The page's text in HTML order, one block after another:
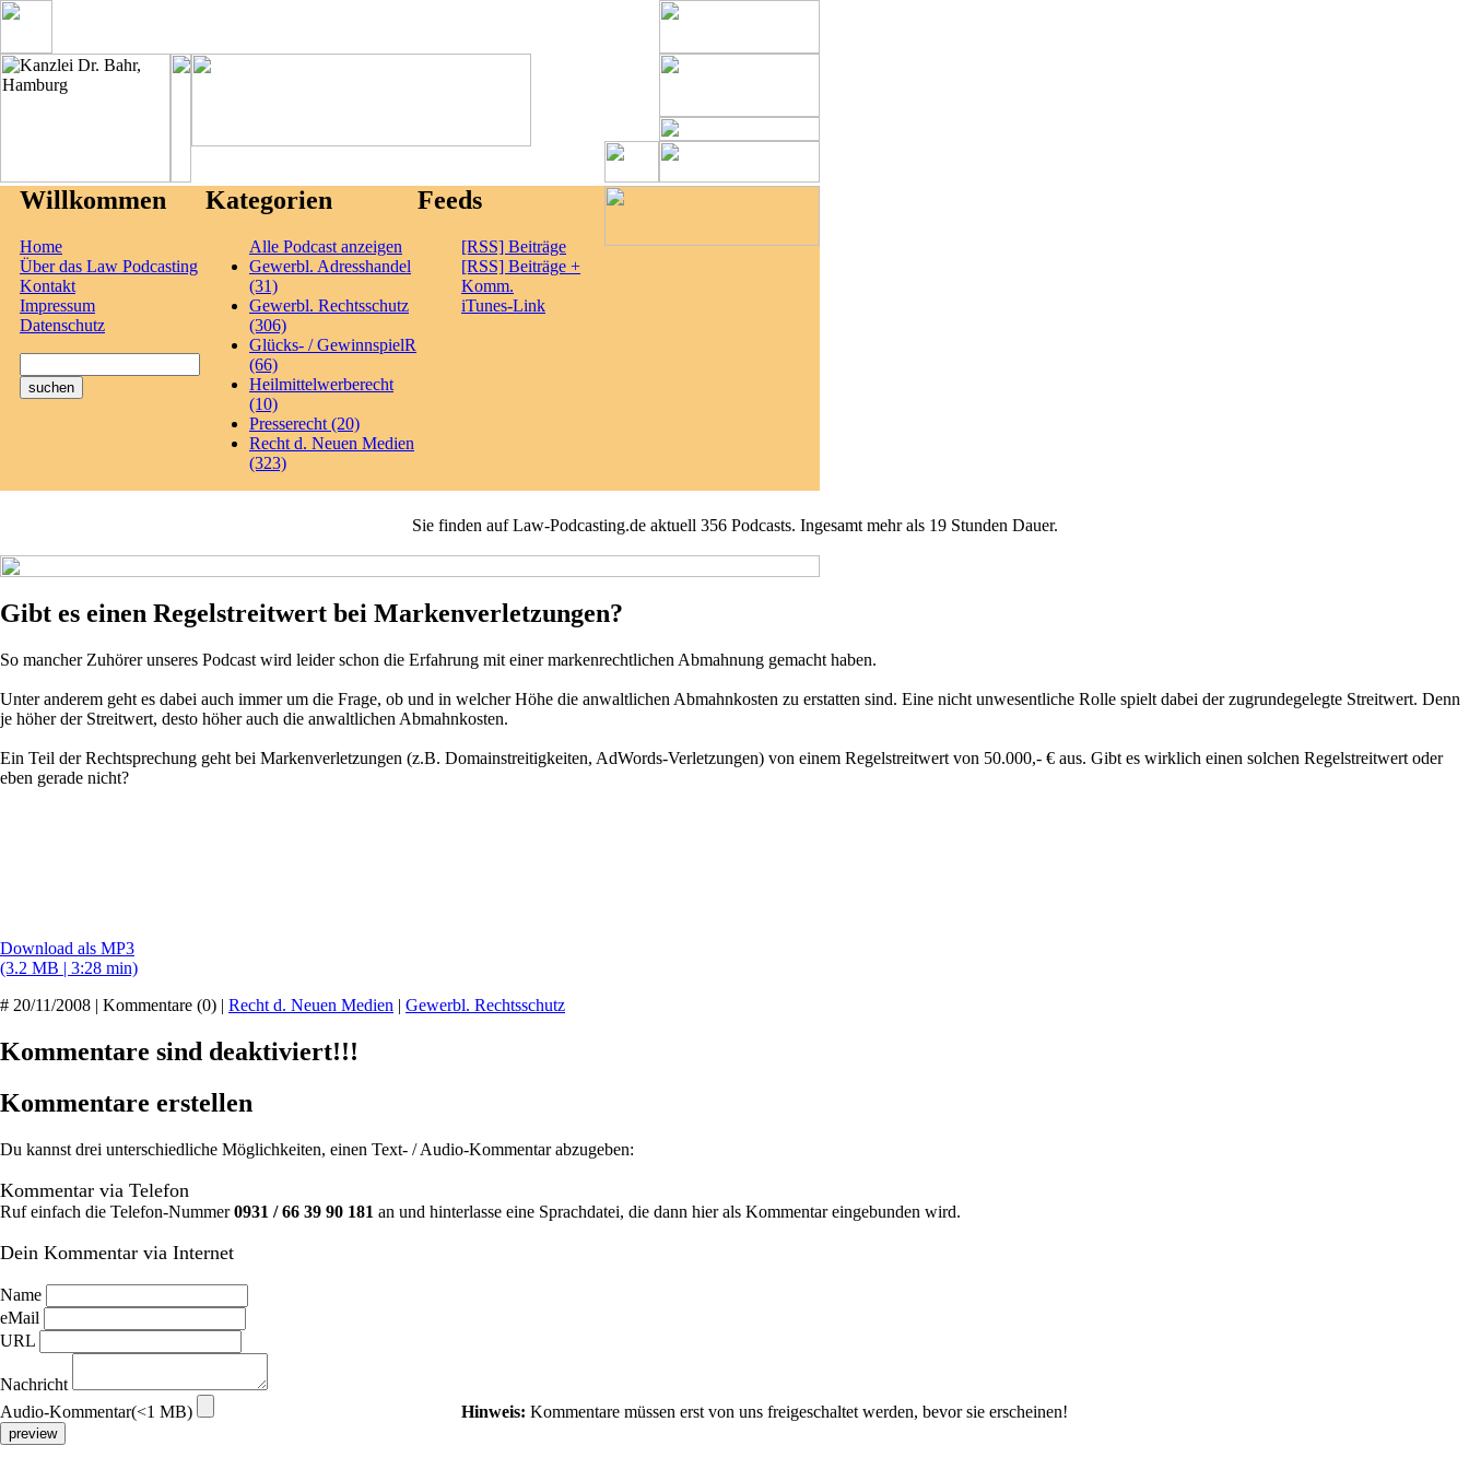
Willkommen
Home
Über das Law Podcasting
Kontakt
Impressum
Datenschutz
Kategorien
Alle Podcast anzeigen
Gewerbl. Adresshandel
(31)
Gewerbl. Rechtsschutz
(306)
Glücks- / GewinnspielR
(66)
Heilmittelwerberecht
(10)
Presserecht (20)
Recht d. Neuen Medien
(323)
Feeds
[RSS] Beiträge
[RSS] Beiträge +
Komm.
iTunes-Link
Sie finden auf Law-Podcasting.de aktuell 356 Podcasts. Ingesamt mehr als 19 Stunden Dauer.
Gibt es einen Regelstreitwert bei Markenverletzungen?
So mancher Zuhörer unseres Podcast wird leider schon die Erfahrung mit einer markenrechtlichen Abmahnung gemacht haben.
Unter anderem geht es dabei auch immer um die Frage, ob und in welcher Höhe die anwaltlichen Abmahnkosten zu erstatten sind. Eine nicht unwesentliche Rolle spielt dabei der zugrundegelegte Streitwert. Denn
je höher der Streitwert, desto höher auch die anwaltlichen Abmahnkosten.
Ein Teil der Rechtsprechung geht bei Markenverletzungen (z.B. Domainstreitigkeiten, AdWords-Verletzungen) von einem Regelstreitwert von 50.000,- € aus. Gibt es wirklich einen solchen Regelstreitwert oder
eben gerade nicht?
Download als MP3
(3.2 MB | 3:28 min)
# 20/11/2008 | Kommentare (0) | Recht d. Neuen Medien | Gewerbl. Rechtsschutz
Kommentare sind deaktiviert!!!
Kommentare erstellen
Du kannst drei unterschiedliche Möglichkeiten, einen Text- / Audio-Kommentar abzugeben:
Kommentar via Telefon
Ruf einfach die Telefon-Nummer0931 / 66 39 90 181 an und hinterlasse eine Sprachdatei, die dann hier als Kommentar eingebunden wird.
Dein Kommentar via Internet
Name
eMail
URL
Nachricht
Audio-Kommentar(<1 MB)
Hinweis: Kommentare müssen erst von uns freigeschaltet werden, bevor sie erscheinen!